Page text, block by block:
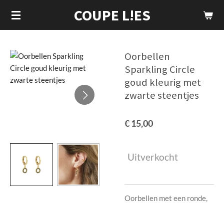
Ga
direct
hoofdinhoud
COUPE L!ES
Oorbellen
Sparkling Circle
goud kleurig met
zwarte steentjes
€ 15,00
Uitverkocht
Oorbellen met een ronde,